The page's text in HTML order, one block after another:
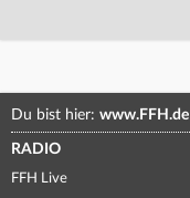
Du bist hier: www.FFH.de
RADIO
FFH Live